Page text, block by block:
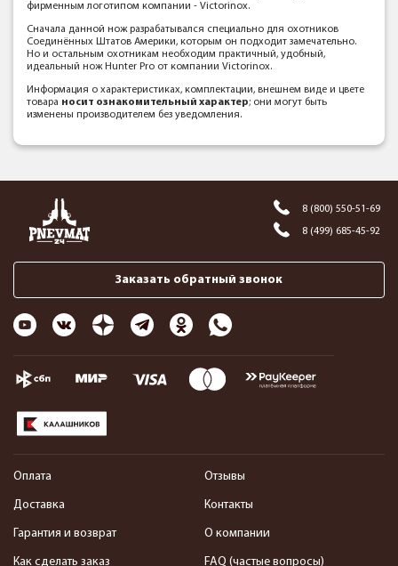
фирменным логотипом компании - Victorinox.
Сначала данной нож разрабатывался специально для охотников
Соединённых Штатов Америки, которым он подходит замечательно.
Но и остальным охотникам необходим практичный, удобный,
идеальный нож Hunter Pro от компании Victorinox.
Информация о характеристиках, комплектации, внешнем виде и цвете
товара носит ознакомительный характер; они могут быть
изменены производителем без уведомления.
8 (800) 550-51-69
8 (499) 685-45-92
Заказать обратный звонок
Оплата
Доставка
Гарантия и возврат
Как сделать заказ
Отзывы
Контакты
О компании
FAQ (частые вопросы)